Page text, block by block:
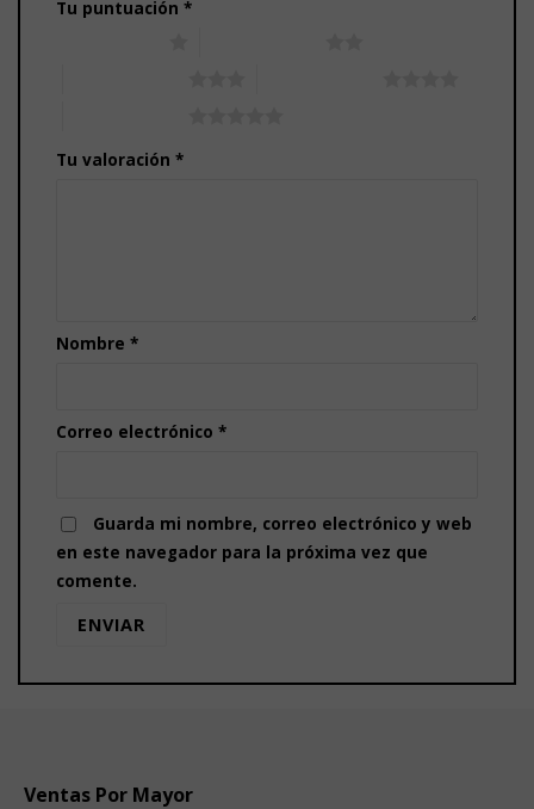
Tu puntuación *
Tu valoración *
Nombre *
Correo electrónico *
Guarda mi nombre, correo electrónico y web
en este navegador para la próxima vez que
comente.
Ventas Por Mayor